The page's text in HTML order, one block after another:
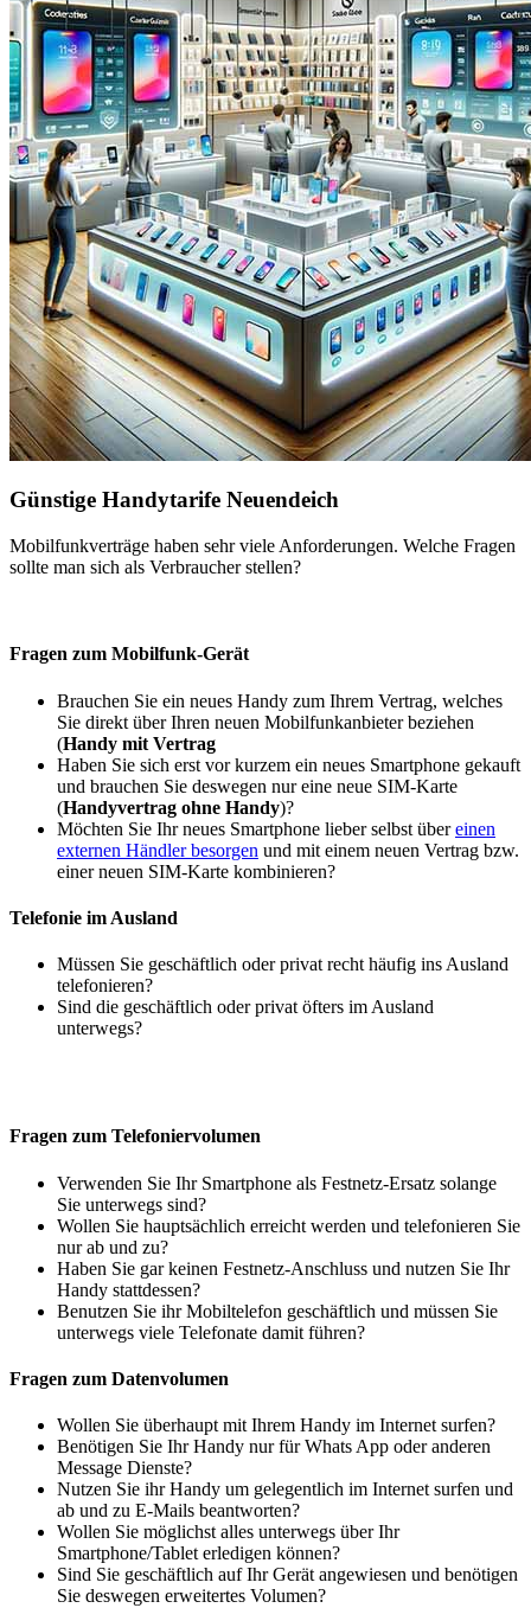
Günstige Handytarife Neuendeich
Mobilfunkverträge haben sehr viele Anforderungen. Welche Fragen
sollte man sich als Verbraucher stellen?
Fragen zum Mobilfunk-Gerät
Brauchen Sie ein neues Handy zum Ihrem Vertrag, welches
Sie direkt über Ihren neuen Mobilfunkanbieter beziehen
(Handy mit Vertrag
Haben Sie sich erst vor kurzem ein neues Smartphone gekauft
und brauchen Sie deswegen nur eine neue SIM-Karte
(Handyvertrag ohne Handy)?
Möchten Sie Ihr neues Smartphone lieber selbst übereinen
externen Händler besorgen und mit einem neuen Vertrag bzw.
einer neuen SIM-Karte kombinieren?
Telefonie im Ausland
Müssen Sie geschäftlich oder privat recht häufig ins Ausland
telefonieren?
Sind die geschäftlich oder privat öfters im Ausland
unterwegs?
Fragen zum Telefoniervolumen
Verwenden Sie Ihr Smartphone als Festnetz-Ersatz solange
Sie unterwegs sind?
Wollen Sie hauptsächlich erreicht werden und telefonieren Sie
nur ab und zu?
Haben Sie gar keinen Festnetz-Anschluss und nutzen Sie Ihr
Handy stattdessen?
Benutzen Sie ihr Mobiltelefon geschäftlich und müssen Sie
unterwegs viele Telefonate damit führen?
Fragen zum Datenvolumen
Wollen Sie überhaupt mit Ihrem Handy im Internet surfen?
Benötigen Sie Ihr Handy nur für Whats App oder anderen
Message Dienste?
Nutzen Sie ihr Handy um gelegentlich im Internet surfen und
ab und zu E-Mails beantworten?
Wollen Sie möglichst alles unterwegs über Ihr
Smartphone/Tablet erledigen können?
Sind Sie geschäftlich auf Ihr Gerät angewiesen und benötigen
Sie deswegen erweitertes Volumen?